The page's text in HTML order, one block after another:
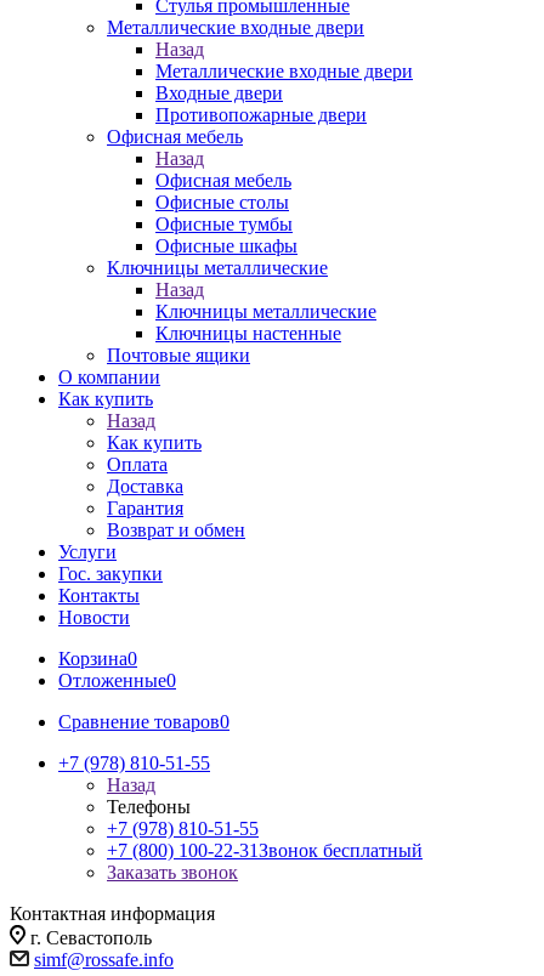
Стулья промышленные
Металлические входные двери
Назад
Металлические входные двери
Входные двери
Противопожарные двери
Офисная мебель
Назад
Офисная мебель
Офисные столы
Офисные тумбы
Офисные шкафы
Ключницы металлические
Назад
Ключницы металлические
Ключницы настенные
Почтовые ящики
О компании
Как купить
Назад
Как купить
Оплата
Доставка
Гарантия
Возврат и обмен
Услуги
Гос. закупки
Контакты
Новости
Корзина0
Отложенные0
Сравнение товаров0
+7 (978) 810-51-55
Назад
Телефоны
+7 (978) 810-51-55
+7 (800) 100-22-31Звонок бесплатный
Заказать звонок
Контактная информация
г. Севастополь
simf@rossafe.info